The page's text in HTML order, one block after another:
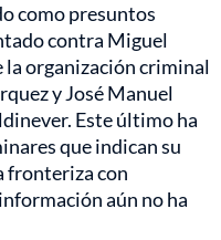
como presuntos
contra Miguel
la organización criminal
y José Manuel
Este último ha
que indican su
fronteriza con
aún no ha